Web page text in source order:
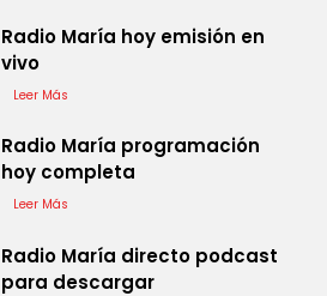
Radio María hoy emisión en
vivo
Leer Más
Radio María programación
hoy completa
Leer Más
Radio María directo podcast
para descargar